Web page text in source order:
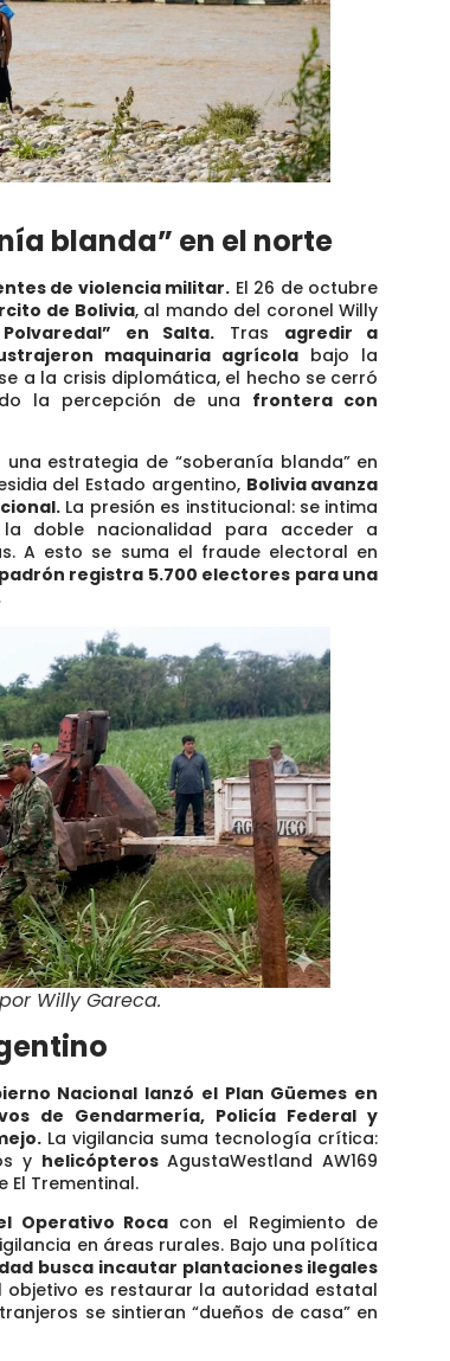
blanda” en el norte
de violencia militar. El 26 de octubre
de Bolivia, al mando del coronel Willy
en Salta. Tras agredir a
maquinaria agrícola bajo la
a la crisis diplomática, el hecho se cerró
la percepción de una frontera con
estrategia de “soberanía blanda” en
del Estado argentino, Bolivia avanza
La presión es institucional: se intima
doble nacionalidad para acceder a
A esto se suma el fraude electoral en
registra 5.700 electores para una
Willy Gareca.
Nacional lanzó el Plan Güemes en
de Gendarmería, Policía Federal y
La vigilancia suma tecnología crítica:
y helicópterosAgustaWestland AW169
Trementinal.
Operativo Roca con el Regimiento de
en áreas rurales. Bajo una política
busca incautar plantaciones ilegales
objetivo es restaurar la autoridad estatal
se sintieran “dueños de casa” en